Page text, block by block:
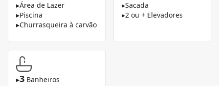
▸Área de Lazer
▸Piscina
▸Churrasqueira à carvão
▸Sacada
▸2 ou + Elevadores
▸3 Banheiros